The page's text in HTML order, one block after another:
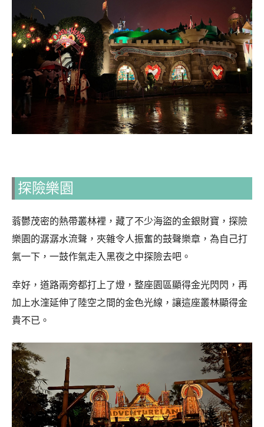
探險樂園
蓊鬱茂密的熱帶叢林裡，藏了不少海盜的金銀財寶，探險
樂園的潺潺水流聲，夾雜令人振奮的鼓聲樂章，為自己打
氣一下，一鼓作氣走入黑夜之中探險去吧。
幸好，道路兩旁都打上了燈，整座園區顯得金光閃閃，再
加上水漥延伸了陸空之間的金色光線，讓這座叢林顯得金
貴不已。